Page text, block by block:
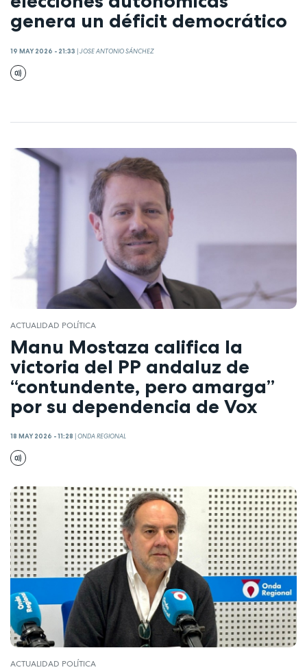
genera un déficit democrático
19 MAY 2026 - 21:33 |JOSE ANTONIO SÁNCHEZ
ACTUALIDAD POLÍTICA
Manu Mostaza califica la
victoria del PP andaluz de
“contundente, pero amarga”
por su dependencia de Vox
18 MAY 2026 - 11:28 |ONDA REGIONAL
ACTUALIDAD POLÍTICA